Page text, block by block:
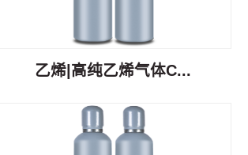
乙烯|高纯乙烯气体C...